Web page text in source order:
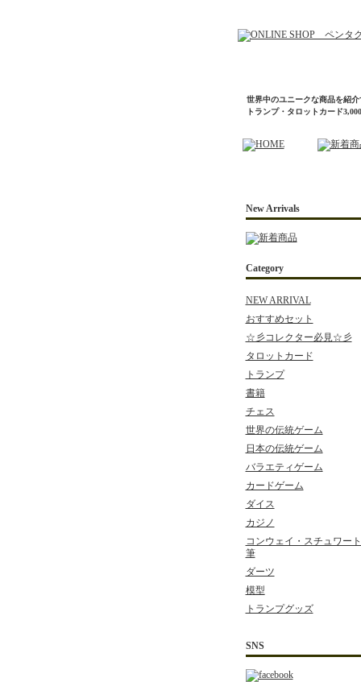
世界中のユニークな商品を紹
トランプ・タロットカード
New Arrivals
Category
NEW ARRIVAL
おすすめセット
☆彡コレクター必見☆彡
タロットカード
トランプ
書籍
チェス
世界の伝統ゲーム
日本の伝統ゲーム
バラエティゲーム
カードゲーム
ダイス
カジノ
コンウェイ・スチュワー
筆
ダーツ
模型
トランプグッズ
SNS